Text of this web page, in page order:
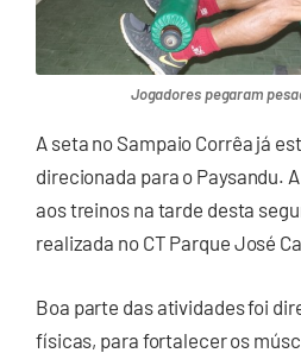
Jogadores pegaram
A seta no Sampaio Corrêa já
direcionada para o Paysandu.
aos treinos na tarde desta
realizada no CT Parque José
Boa parte das atividades foi
físicas, para fortalecer os